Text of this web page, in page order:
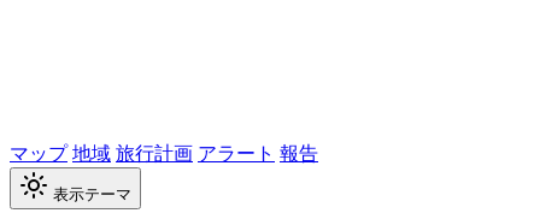
マップ地域旅行計画 アラート 報告
表示テーマ